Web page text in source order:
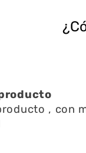
ayuda a
l
ayuda a